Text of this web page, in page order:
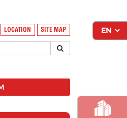
LOCATION SITE MAP